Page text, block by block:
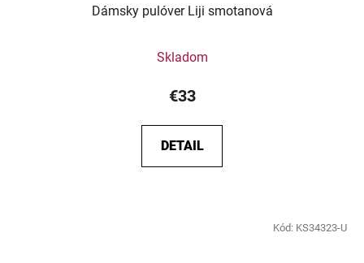
Dámsky pulóver Liji smotanová
Skladom
€33
DETAIL
Kód: KS34323-U